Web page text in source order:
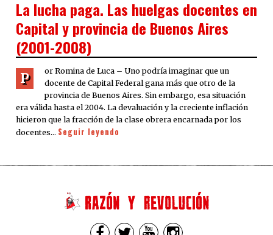
La lucha paga. Las huelgas docentes en
Capital y provincia de Buenos Aires
(2001-2008)
P
or Romina de Luca – Uno podría imaginar que un
docente de Capital Federal gana más que otro de la
provincia de Buenos Aires. Sin embargo, esa situación
era válida hasta el 2004. La devaluación y la creciente inflación
hicieron que la fracción de la clase obrera encarnada por los
docentes… Seguir leyendo